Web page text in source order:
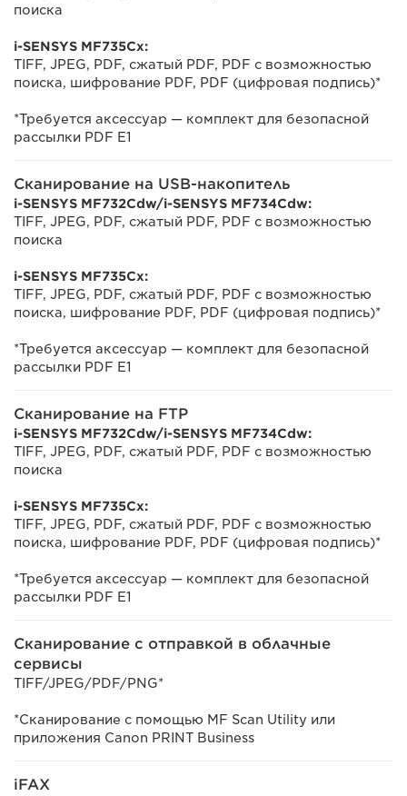
поиска
i-SENSYS MF735Cx:
TIFF, JPEG, PDF, сжатый PDF, PDF с возможностью
поиска, шифрование PDF, PDF (цифровая подпись)*
*Требуется аксессуар — комплект для безопасной
рассылки PDF E1
Сканирование на USB-накопитель
i-SENSYS MF732Cdw/i-SENSYS MF734Cdw:
TIFF, JPEG, PDF, сжатый PDF, PDF с возможностью
поиска
i-SENSYS MF735Cx:
TIFF, JPEG, PDF, сжатый PDF, PDF с возможностью
поиска, шифрование PDF, PDF (цифровая подпись)*
*Требуется аксессуар — комплект для безопасной
рассылки PDF E1
Сканирование на FTP
i-SENSYS MF732Cdw/i-SENSYS MF734Cdw:
TIFF, JPEG, PDF, сжатый PDF, PDF с возможностью
поиска
i-SENSYS MF735Cx:
TIFF, JPEG, PDF, сжатый PDF, PDF с возможностью
поиска, шифрование PDF, PDF (цифровая подпись)*
*Требуется аксессуар — комплект для безопасной
рассылки PDF E1
Сканирование с отправкой в облачные
сервисы
TIFF/JPEG/PDF/PNG*
*Сканирование с помощью MF Scan Utility или
приложения Canon PRINT Business
iFAX